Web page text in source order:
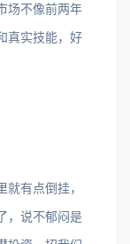
场不像前两年
真实技能，好
有点倒挂，
，说不郁闷是